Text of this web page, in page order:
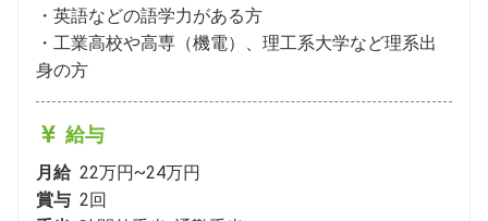
・英語などの語学力がある方
・工業高校や高専（機電）、理工系大学など理系出
身の方
給与
月給 22万円~24万円
賞与 2回